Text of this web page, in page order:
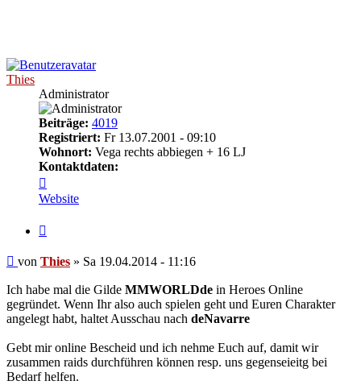
Thies
Administrator
Beiträge: 4019
Registriert: Fr 13.07.2001 - 09:10
Wohnort: Vega rechts abbiegen + 16 LJ
Kontaktdaten:
von
Thies
Website
Beitrag
von Thies » Sa 19.04.2014 - 11:16
Ich habe mal die Gilde MMWORLDde in Heroes Online
gegründet. Wenn Ihr also auch spielen geht und Euren Charakter
angelegt habt, haltet Ausschau nach deNavarre
Gebt mir online Bescheid und ich nehme Euch auf, damit wir
zusammen raids durchführen können resp. uns gegenseieitg bei
Bedarf helfen.